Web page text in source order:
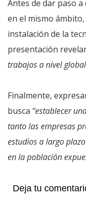
Antes de dar paso
en el mismo
instalación de la
presentación
trabajos a nivel
Finalmente,
busca “establecer
tanto las empresas
estudios a largo
en la población
Deja tu